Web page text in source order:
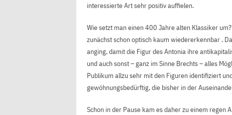
interessierte Art sehr positiv auffielen.
Wie setzt man einen 400 Jahre alten Klassiker
zunächst schon optisch kaum wiedererkennbar .
anging, damit die Figur des Antonia ihre
und auch sonst – ganz im Sinne Brechts – alles
Publikum allzu sehr mit den Figuren identifiziert
gewöhnungsbedürftig, die bisher in der
Schon in der Pause kam es daher zu einem regen